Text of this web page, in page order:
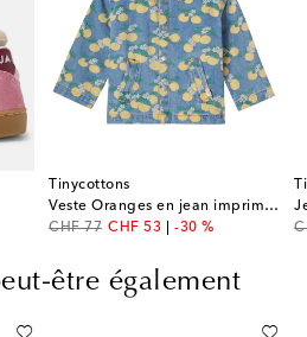
Tinycottons
Veste Oranges en jean imprimée
CHF 77
original price
CHF 53
discount price
-30 %
être également